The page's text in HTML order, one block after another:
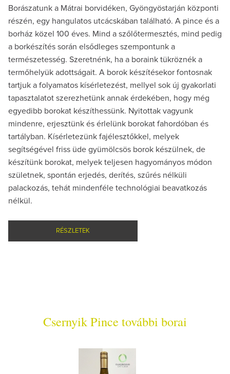
Borászatunk a Mátrai borvidéken, Gyöngyöstarján központi
részén, egy hangulatos utcácskában található. A pince és a
borház közel 100 éves. Mind a szőlőtermesztés, mind pedig
a borkészítés során elsődleges szempontunk a
természetesség. Szeretnénk, ha a boraink tükröznék a
termőhelyük adottságait. A borok készítésekor fontosnak
tartjuk a folyamatos kísérletezést, mellyel sok új gyakorlati
tapasztalatot szerezhetünk annak érdekében, hogy még
egyedibb borokat készíthessünk. Nyitottak vagyunk
mindenre, erjesztünk és érlelünk borokat fahordóban és
tartályban. Kísérletezünk fajélesztőkkel, melyek
segítségével friss üde gyümölcsös borok készülnek, de
készítünk borokat, melyek teljesen hagyományos módon
születnek, spontán erjedés, derítés, szűrés nélküli
palackozás, tehát mindenféle technológiai beavatkozás
nélkül.
RÉSZLETEK
Csernyik Pince további borai